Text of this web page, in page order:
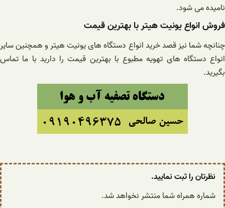
نامیده می شود.
فروش انواع یونیت هیتر با بهترین قیمت
چنانچه شما نیز قصد خرید انواع دستگاه های یونیت هیتر و همچنین سایر
انواع دستگاه های تهویه مطبوع با بهترین قیمت را دارید با ما تماس
بگیرید.
نظرتان را ثبت نمایید.
شماره همراه شما منتشر نخواهد شد.